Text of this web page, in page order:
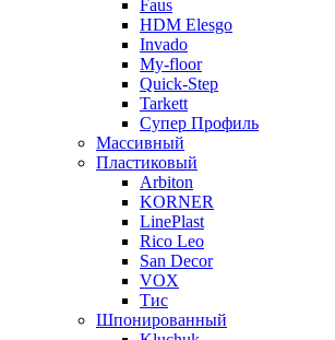
Faus
HDM Elesgo
Invado
My-floor
Quick-Step
Tarkett
Супер Профиль
Массивный
Пластиковый
Arbiton
KORNER
LinePlast
Rico Leo
San Decor
VOX
Тис
Шпонированный